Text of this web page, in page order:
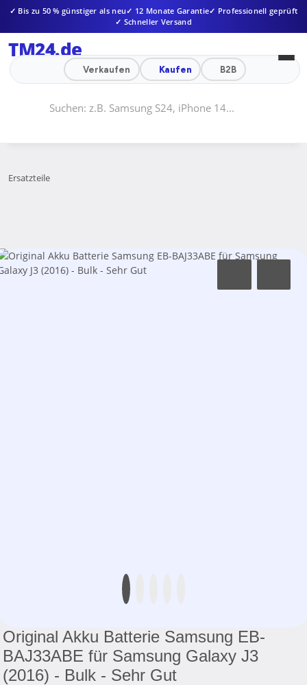
✓ Bis zu 50 % günstiger als neu✓ 12 Monate Garantie✓ Professionell geprüft
✓ Schneller Versand
TM24.de
Verkaufen Kaufen B2B
Ersatzteile
Original Akku Batterie Samsung EB-
BAJ33ABE für Samsung Galaxy J3
(2016) - Bulk - Sehr Gut